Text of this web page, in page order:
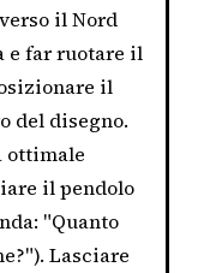
il Nord
e far ruotare il
il
del disegno.
ottimale
il pendolo
"Quanto
Lasciare